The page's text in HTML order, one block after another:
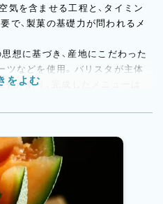
気を含ませる工程と、タイミン
で、製菓の基礎力が問われるメ
想に基づき、産地にこだわった
ツなどを使用。バリスタが主体
化があり、完成したメニューは
バリスタ双方の感性が活かされる
ニューとして展開。シロップの
付けデザインまで、スタッフ自
げます。季節のお菓子・飲み物
験を届けることを何より大切に